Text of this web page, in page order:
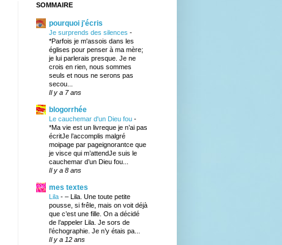
SOMMAIRE
pourquoi j'écris
Je surprends des silences -
*Parfois je m'assois dans les
églises pour penser à ma mère;
je lui parlerais presque. Je ne
crois en rien, nous sommes
seuls et nous ne serons pas
secou...
Il y a 7 ans
blogorrhée
Le cauchemar d'un Dieu fou -
*Ma vie est un livreque je n’ai pas
écritJe l’accomplis malgré
moipage par pageignorantce que
je visce qui m’attendJe suis le
cauchemar d’un Dieu fou...
Il y a 8 ans
mes textes
Lila - – Lila. Une toute petite
pousse, si frêle, mais on voit déjà
que c’est une fille. On a décidé
de l’appeler Lila. Je sors de
l’échographie. Je n’y étais pa...
Il y a 12 ans